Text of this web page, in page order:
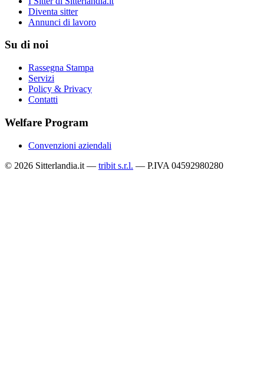
Diventa sitter
Annunci di lavoro
Su di noi
Rassegna Stampa
Servizi
Policy & Privacy
Contatti
Welfare Program
Convenzioni aziendali
© 2026 Sitterlandia.it — tribit s.r.l. — P.IVA 04592980280